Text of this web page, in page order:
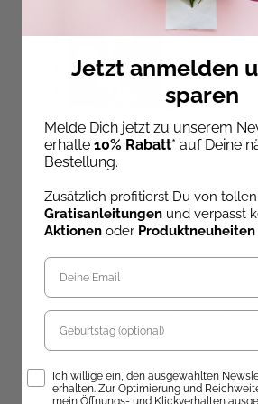
Die ganze Kuh
Sofort lieferbar
27,90 €
22,00 €
Entdecke unsere
Jetzt anmelden
sparen
Melde Dich jetzt zu unserem
erhalte 10% Rabatt* auf Deine
Bestellung.
Zusätzlich profitierst Du von tollen
Gratisanleitungen und verpasst
Aktionen oder Produktneuheiten
Geburtstag
Opt-InIch willige ein, den ausgewählten
erhalten. Zur Optimierung und